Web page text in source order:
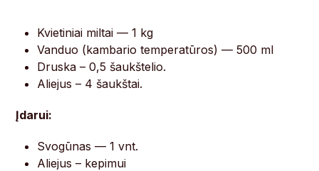
Kvietiniai miltai — 1 kg
Vanduo (kambario temperatūros) — 500 ml
Druska – 0,5 šaukštelio.
Aliejus – 4 šaukštai.
Įdarui:
Svogūnas — 1 vnt.
Aliejus – kepimui